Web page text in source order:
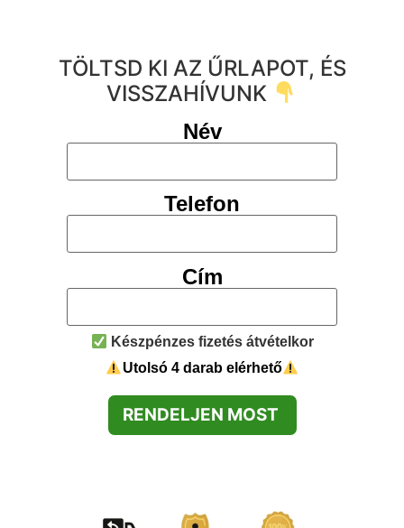
TÖLTSD KI AZ ŰRLAPOT, ÉS
VISSZAHÍVUNK
Név
Telefon
Cím
Készpénzes fizetés átvételkor
Utolsó 4 darab elérhető
RENDELJEN MOST